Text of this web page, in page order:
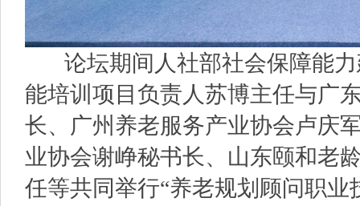
论坛期间人社部社会保障能力
能培训项目负责人苏博主任与广
长、广州养老服务产业协会卢庆
业协会谢峥秘书长、山东颐和老
任等共同举行“养老规划顾问职